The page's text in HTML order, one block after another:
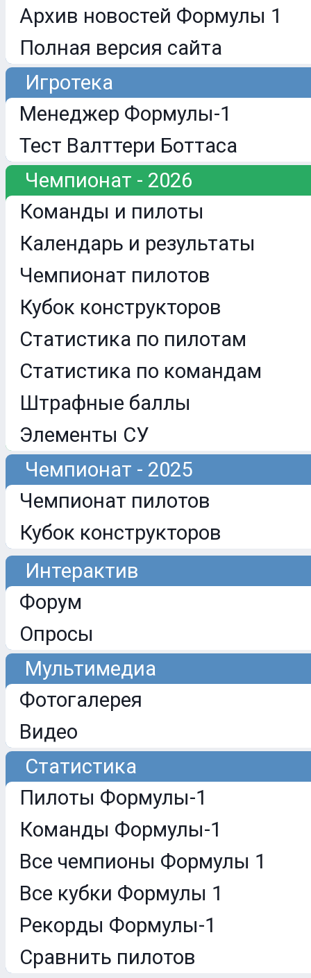
Архив новостей Формулы 1
Полная версия сайта
Игротека
Менеджер Формулы-1
Тест Валттери Боттаса
Чемпионат - 2026
Команды и пилоты
Календарь и результаты
Чемпионат пилотов
Кубок конструкторов
Статистика по пилотам
Статистика по командам
Штрафные баллы
Элементы СУ
Чемпионат - 2025
Чемпионат пилотов
Кубок конструкторов
Интерактив
Форум
Опросы
Мультимедиа
Фотогалерея
Видео
Статистика
Пилоты Формулы-1
Команды Формулы-1
Все чемпионы Формулы 1
Все кубки Формулы 1
Рекорды Формулы-1
Сравнить пилотов